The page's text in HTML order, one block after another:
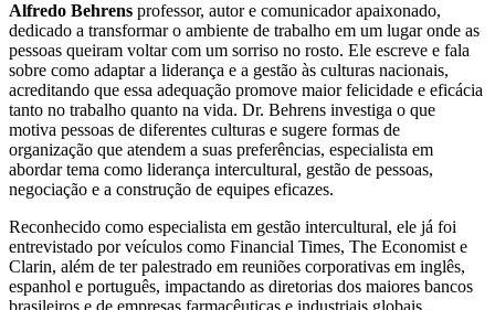
Alfredo Behrens professor, autor e comunicador apaixonado,
dedicado a transformar o ambiente de trabalho em um lugar onde as
pessoas queiram voltar com um sorriso no rosto. Ele escreve e fala
sobre como adaptar a liderança e a gestão às culturas nacionais,
acreditando que essa adequação promove maior felicidade e eficácia
tanto no trabalho quanto na vida. Dr. Behrens investiga o que
motiva pessoas de diferentes culturas e sugere formas de
organização que atendem a suas preferências, especialista em
abordar tema como liderança intercultural, gestão de pessoas,
negociação e a construção de equipes eficazes.
Reconhecido como especialista em gestão intercultural, ele já foi
entrevistado por veículos como Financial Times, The Economist e
Clarin, além de ter palestrado em reuniões corporativas em inglês,
espanhol e português, impactando as diretorias dos maiores bancos
brasileiros e de empresas farmacêuticas e industriais globais.